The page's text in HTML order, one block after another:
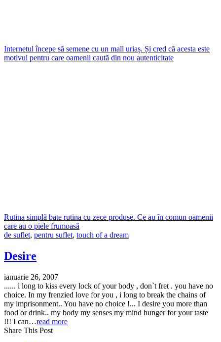
Internetul începe să semene cu un mall uriaș. Și cred că acesta este
motivul pentru care oamenii caută din nou autenticitate
Rutina simplă bate rutina cu zece produse. Ce au în comun oamenii
care au o piele frumoasă
de suflet, pentru suflet, touch of a dream
Desire
ianuarie 26, 2007
...... i long to kiss every lock of your body , don`t fret . you have no
choice. In my frenzied love for you , i long to break the chains of
my imprisonment.. You have no choice !... I desire you more than
food or drink.. my body my senses my mind hunger for your taste
!!! I can…read more
Share This Post